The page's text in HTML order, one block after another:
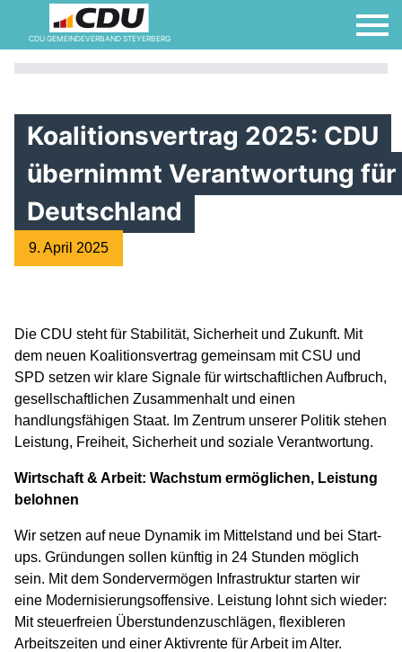
CDU GEMEINDEVERBAND STEYERBERG
Koalitionsvertrag 2025: CDU
übernimmt Verantwortung für
Deutschland
9. April 2025
Die CDU steht für Stabilität, Sicherheit und Zukunft. Mit
dem neuen Koalitionsvertrag gemeinsam mit CSU und
SPD setzen wir klare Signale für wirtschaftlichen Aufbruch,
gesellschaftlichen Zusammenhalt und einen
handlungsfähigen Staat. Im Zentrum unserer Politik stehen
Leistung, Freiheit, Sicherheit und soziale Verantwortung.
Wirtschaft & Arbeit: Wachstum ermöglichen, Leistung
belohnen
Wir setzen auf neue Dynamik im Mittelstand und bei Start-
ups. Gründungen sollen künftig in 24 Stunden möglich
sein. Mit dem Sondervermögen Infrastruktur starten wir
eine Modernisierungsoffensive. Leistung lohnt sich wieder:
Mit steuerfreien Überstundenzuschlägen, flexibleren
Arbeitszeiten und einer Aktivrente für Arbeit im Alter.